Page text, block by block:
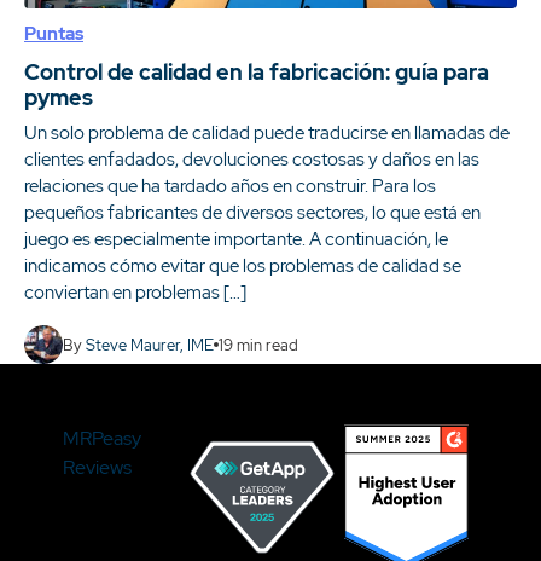
Puntas
Control de calidad en la fabricación: guía para
pymes
Un solo problema de calidad puede traducirse en llamadas de
clientes enfadados, devoluciones costosas y daños en las
relaciones que ha tardado años en construir. Para los
pequeños fabricantes de diversos sectores, lo que está en
juego es especialmente importante. A continuación, le
indicamos cómo evitar que los problemas de calidad se
conviertan en problemas […]
BySteve Maurer, IME 19min read
MRPeasy
Reviews